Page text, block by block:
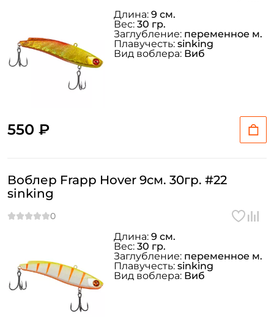
550 ₽
Длина: 9 см.
Вес: 30 гр.
Заглубление: переменное м.
Плавучесть: sinking
Вид воблера: Виб
Воблер Frapp Hover 9см. 30гр. #22
sinking
Длина: 9 см.
Вес: 30 гр.
Заглубление: переменное м.
Плавучесть: sinking
Вид воблера: Виб